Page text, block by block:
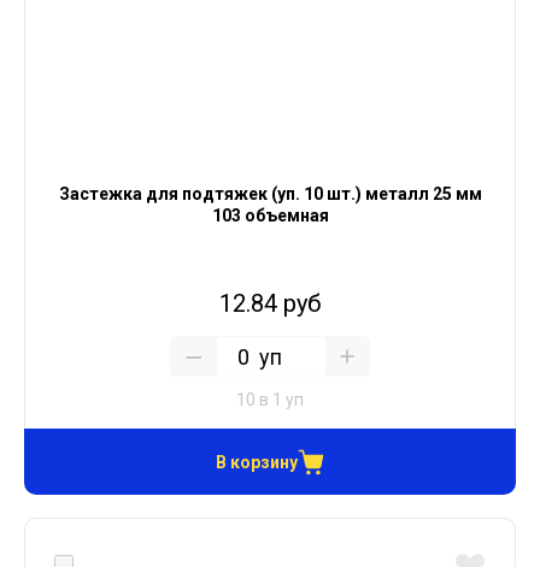
Застежка для подтяжек (уп. 10 шт.) металл 25 мм
103 объемная
12.84 руб
уп
10 в 1 уп
В корзину